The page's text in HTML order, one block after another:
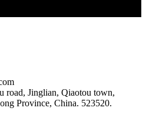
road, Jinglian, Qiaotou town,
Province, China. 523520.